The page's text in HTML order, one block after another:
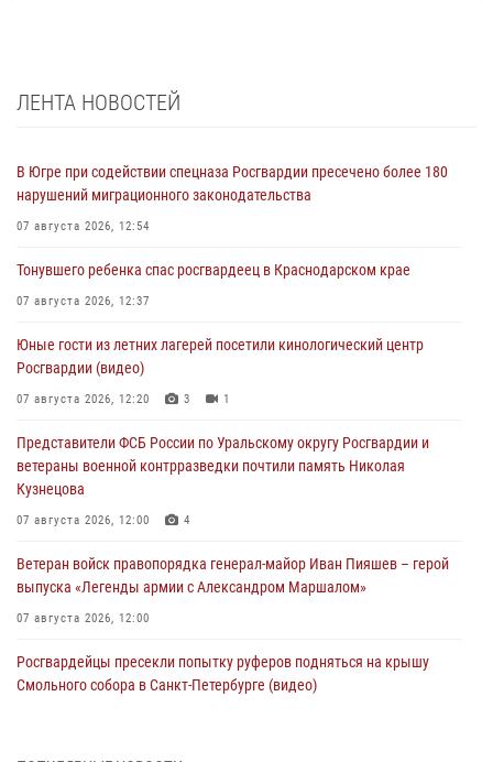
ЛЕНТА НОВОСТЕЙ
В Югре при содействии спецназа Росгвардии пресечено более 180
нарушений миграционного законодательства
07 августа 2026, 12:54
Тонувшего ребенка спас росгвардеец в Краснодарском крае
07 августа 2026, 12:37
Юные гости из летних лагерей посетили кинологический центр
Росгвардии (видео)
07 августа 2026, 12:20 3 1
Представители ФСБ России по Уральскому округу Росгвардии и
ветераны военной контрразведки почтили память Николая
Кузнецова
07 августа 2026, 12:00 4
Ветеран войск правопорядка генерал-майор Иван Пияшев – герой
выпуска «Легенды армии с Александром Маршалом»
07 августа 2026, 12:00
Росгвардейцы пресекли попытку руферов подняться на крышу
Смольного собора в Санкт-Петербурге (видео)